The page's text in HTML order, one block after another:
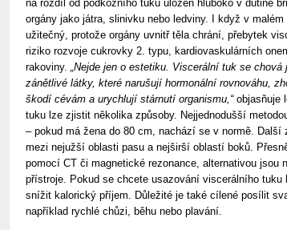
na rozdíl od podkožního tuku uložen hluboko v dutině
orgány jako játra, slinivku nebo ledviny. I když v
užitečný, protože orgány uvnitř těla chrání, přebytek
riziko rozvoje cukrovky 2. typu, kardiovaskulárních
rakoviny. „Nejde jen o estetiku. Viscerální tuk se chová
zánětlivé látky, které narušují hormonální rovnováhu,
škodí cévám a urychlují stárnutí organismu,“objasňuje
tuku lze zjistit několika způsoby. Nejjednodušší
– pokud má žena do 80 cm, nachází se v normě. Další
mezi nejužší oblasti pasu a nejširší oblastí boků.
pomocí CT či magnetické rezonance, alternativou jsou
přístroje. Pokud se chcete usazování viscerálního tuku
snížit kalorický příjem. Důležité je také cílené posílit
například rychlé chůzi, běhu nebo plavání.